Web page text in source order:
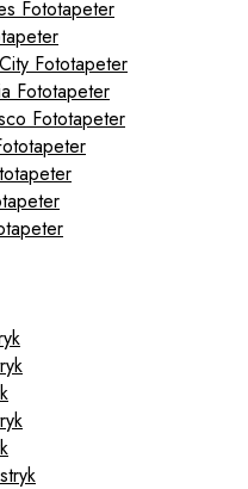
Fototapeter
Fototapeter
Fototapeter
Fototapeter